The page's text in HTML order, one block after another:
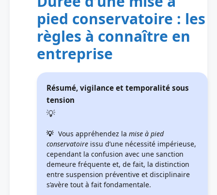
pied conservatoire : les
règles à connaître en
entreprise
Résumé, vigilance et temporalité sous
tension
Vous appréhendez la mise à pied
conservatoire issu d’une nécessité impérieuse,
cependant la confusion avec une sanction
demeure fréquente et, de fait, la distinction
entre suspension préventive et disciplinaire
s’avère tout à fait fondamentale.